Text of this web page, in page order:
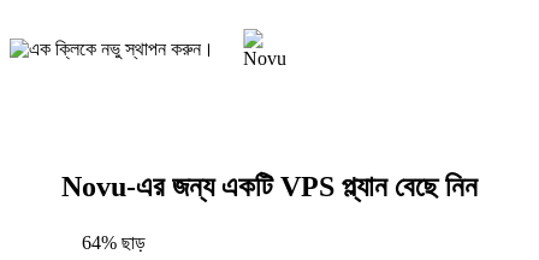
Novu-এর জন্য একটি VPS প্ল্যান বেছে নিন
64% ছাড়